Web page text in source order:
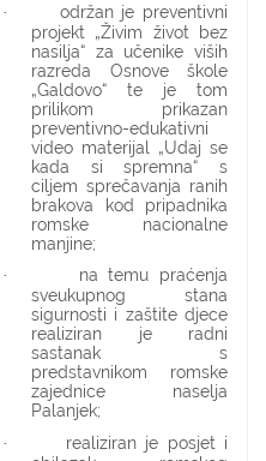
·
održan je preventivni
projekt „Živim život bez
nasilja“ za učenike viših
razreda Osnove škole
„Galdovo“ te je tom
prilikom prikazan
preventivno-edukativni
video materijal „Udaj se
kada si spremna“ s
ciljem sprečavanja ranih
brakova kod pripadnika
romske nacionalne
manjine;
·
na temu praćenja
sveukupnog stana
sigurnosti i zaštite djece
realiziran je radni
sastanak s
predstavnikom romske
zajednice naselja
Palanjek;
·
realiziran je posjet i